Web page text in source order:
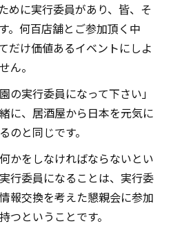
めに実行委員があり、皆、そ
。何百店舗とご参加頂く中
だけ価値あるイベントにしよ
ん。
の実行委員になって下さい」
に、居酒屋から日本を元気に
のと同じです。
かをしなければならないとい
行委員になることは、実行委
報交換を考えた懇親会に参加
つということです。